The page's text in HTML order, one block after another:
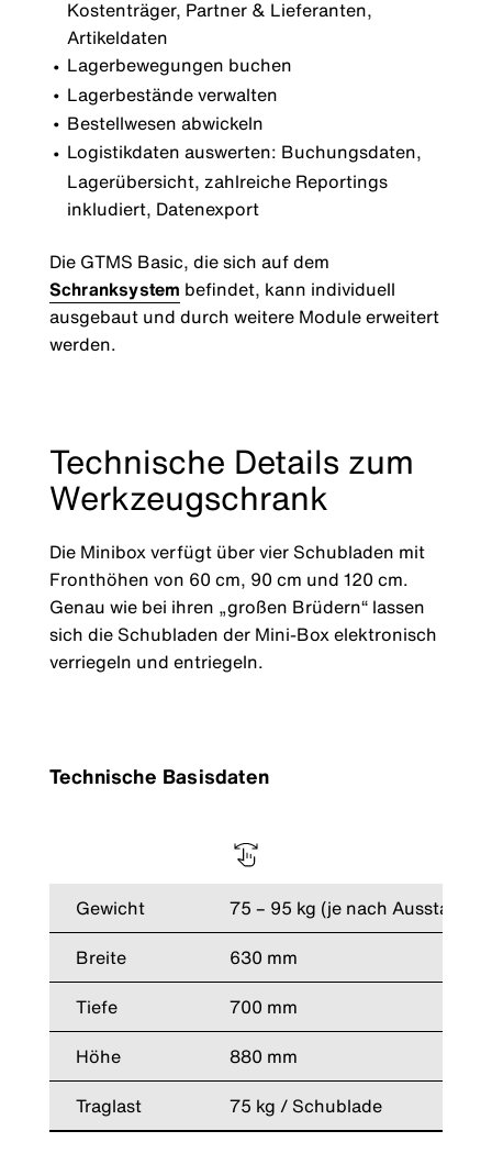
Kostenträger, Partner & Lieferanten,
Artikeldaten
Lagerbewegungen buchen
Lagerbestände verwalten
Bestellwesen abwickeln
Logistikdaten auswerten: Buchungsdaten,
Lagerübersicht, zahlreiche Reportings
inkludiert, Datenexport
Die GTMS Basic, die sich auf dem
Schranksystem befindet, kann individuell
ausgebaut und durch weitere Module erweitert
werden.
Technische Details zum
Werkzeugschrank
Die Minibox verfügt über vier Schubladen mit
Fronthöhen von 60 cm, 90 cm und 120 cm.
Genau wie bei ihren „großen Brüdern“ lassen
sich die Schubladen der Mini-Box elektronisch
verriegeln und entriegeln.
Technische Basisdaten
Gewicht
75 – 95 kg (je nach
Breite
630 mm
Tiefe
700 mm
Höhe
880 mm
Traglast
75 kg / Schublade